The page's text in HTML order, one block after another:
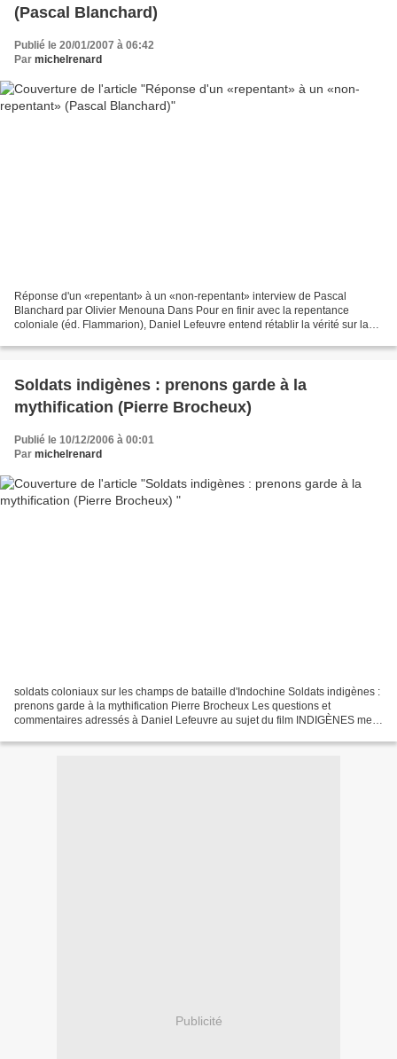
(Pascal Blanchard)
Publié le 20/01/2007 à 06:42
Par michelrenard
Réponse d'un «repentant» à un «non-repentant» interview de Pascal
Blanchard par Olivier Menouna Dans Pour en finir avec la repentance
coloniale (éd. Flammarion), Daniel Lefeuvre entend rétablir la vérité sur la
Soldats indigènes : prenons garde à la
mythification (Pierre Brocheux)
Publié le 10/12/2006 à 00:01
Par michelrenard
soldats coloniaux sur les champs de bataille d'Indochine Soldats indigènes :
prenons garde à la mythification Pierre Brocheux Les questions et
commentaires adressés à Daniel Lefeuvre au sujet du film INDIGÈNES me
Publicité